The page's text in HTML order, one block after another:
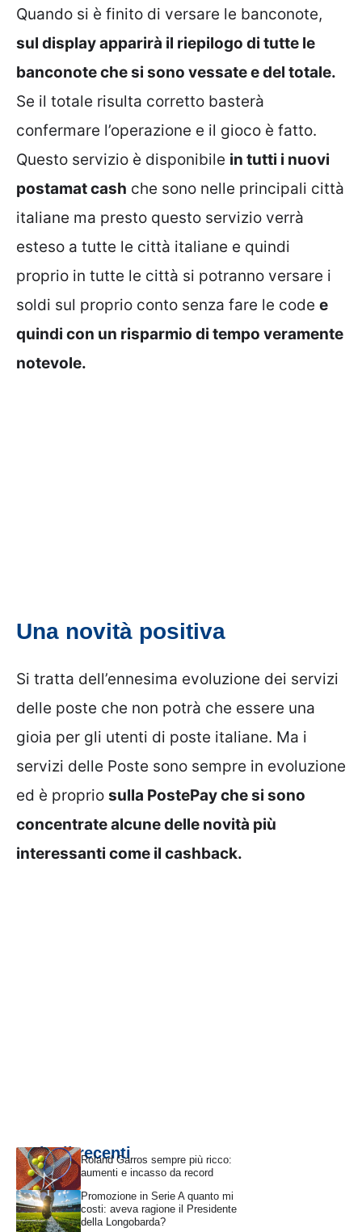
Quando si è finito di versare le banconote,
sul display apparirà il riepilogo di tutte le
banconote che si sono vessate e del totale.
Se il totale risulta corretto basterà
confermare l’operazione e il gioco è fatto.
Questo servizio è disponibile in tutti i nuovi
postamat cash che sono nelle principali città
italiane ma presto questo servizio verrà
esteso a tutte le città italiane e quindi
proprio in tutte le città si potranno versare i
soldi sul proprio conto senza fare le code e
quindi con un risparmio di tempo veramente
notevole.
Una novità positiva
Si tratta dell’ennesima evoluzione dei servizi
delle poste che non potrà che essere una
gioia per gli utenti di poste italiane. Ma i
servizi delle Poste sono sempre in evoluzione
ed è proprio sulla PostePay che si sono
concentrate alcune delle novità più
interessanti come il cashback.
Articoli recentiRoland Garros sempre più ricco:
aumenti e incasso da record
Promozione in Serie A quanto mi
costi: aveva ragione il Presidente
della Longobarda?